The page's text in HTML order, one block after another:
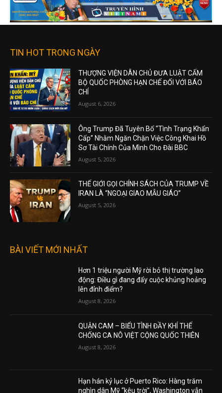
TIN HOT TRONG NGÀY
THƯỢNG VIỆN DÂN CHỦ ĐƯA LUẬT CẤM
BỘ QUỐC PHÒNG HẠN CHẾ ĐỐI VỚI BÁO
CHÍ
August 6, 2026
Ông Trump Đã Tuyên Bố “Tình Trạng Khẩn
Cấp” Nhằm Ngăn Chặn Việc Công Khai Hồ
Sơ Tài Chính Của Mình Cho Đài BBC
August 5, 2026
THẾ GIỚI GỌI CHÍNH SÁCH CỦA TRUMP VỀ
IRAN LÀ “NGOẠI GIAO MẪU GIÁO”
August 5, 2026
BÀI VIẾT MỚI NHẤT
Hơn 1 triệu người Mỹ rời bỏ thị trường lao
động: Điều gì đang đẩy cuộc khủng hoảng
lên đỉnh điểm?
August 8, 2026
QUẬN CAM – BIỂU TÌNH ĐẦY KHÍ THẾ
CHỐNG CA NÔ VIỆT CỘNG QUỐC THIÊN
August 8, 2026
Hạn hán kỷ lục ở Puerto Rico: Hàng trăm
nghìn dân Mỹ “kêu trời”, Washington vẫn